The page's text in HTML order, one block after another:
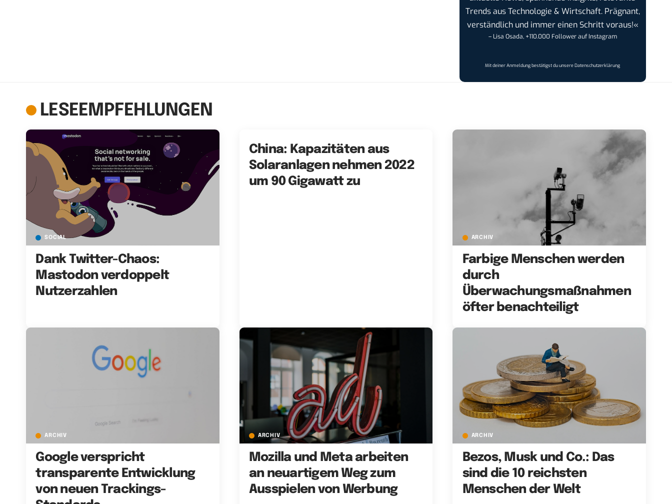
Trends aus Technologie & Wirtschaft. Prägnant,
verständlich und immer einen Schritt voraus!«
– Lisa Osada, +110.000 Follower auf Instagram
Mit deiner Anmeldung bestätigst du unsereDatenschutzerklärung
LESEEMPFEHLUNGEN
SOCIAL
Dank Twitter-Chaos:
Mastodon verdoppelt
Nutzerzahlen
China: Kapazitäten aus
Solaranlagen nehmen 2022
um 90 Gigawatt zu
ARCHIV
Farbige Menschen werden
durch
Überwachungsmaßnahmen
öfter benachteiligt
ARCHIV
Google verspricht
transparente Entwicklung
von neuen Trackings-
ARCHIV
Mozilla und Meta arbeiten
an neuartigem Weg zum
Ausspielen von Werbung
ARCHIV
Bezos, Musk und Co.: Das
sind die 10 reichsten
Menschen der Welt